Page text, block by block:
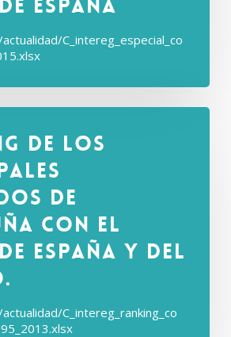
España
C_intereg_especial_co
de los
de
con el
España y del
C_intereg_ranking_co